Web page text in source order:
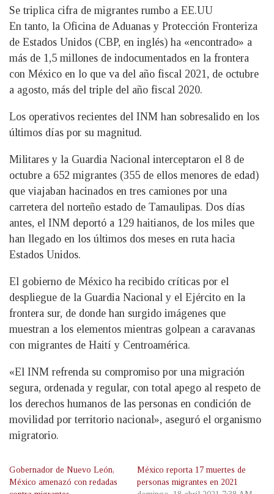
Se triplica cifra de migrantes rumbo a EE.UU
En tanto, la Oficina de Aduanas y Protección Fronteriza
de Estados Unidos (CBP, en inglés) ha «encontrado» a
más de 1,5 millones de indocumentados en la frontera
con México en lo que va del año fiscal 2021, de octubre
a agosto, más del triple del año fiscal 2020.
Los operativos recientes del INM han sobresalido en los
últimos días por su magnitud.
Militares y la Guardia Nacional interceptaron el 8 de
octubre a 652 migrantes (355 de ellos menores de edad)
que viajaban hacinados en tres camiones por una
carretera del norteño estado de Tamaulipas. Dos días
antes, el INM deportó a 129 haitianos, de los miles que
han llegado en los últimos dos meses en ruta hacia
Estados Unidos.
El gobierno de México ha recibido críticas por el
despliegue de la Guardia Nacional y el Ejército en la
frontera sur, de donde han surgido imágenes que
muestran a los elementos mientras golpean a caravanas
con migrantes de Haití y Centroamérica.
«El INM refrenda su compromiso por una migración
segura, ordenada y regular, con total apego al respeto de
los derechos humanos de las personas en condición de
movilidad por territorio nacional», aseguró el organismo
migratorio.
Gobernador de Nuevo León,
México amenazó con redadas
México reporta 17 muertes de
personas migrantes en 2021